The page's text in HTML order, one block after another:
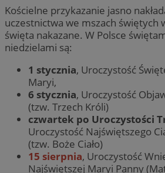
Kościelne przykazanie jasno
uczestnictwa we mszach świętych
święta nakazane. W Polsce
niedzielami są:
1 stycznia, Uroczystość
Maryi,
6 stycznia, Uroczystość
(tzw. Trzech Króli)
czwartek po Uroczystości
Uroczystość Najświętszego
(tzw. Boże Ciało)
15 sierpnia, Uroczystość
Najświętszej Maryi Panny